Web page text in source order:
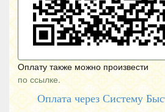
Оплату также можно произвести
по ссылке.
Оплата через Систему